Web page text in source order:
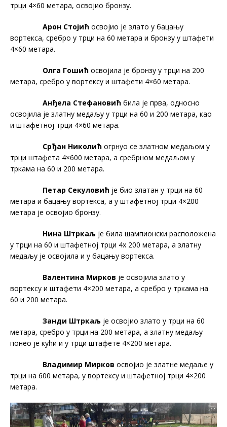
трци 4×60 метара, освојио бронзу.
Арон Стојић освојио је злато у бацању
вортекса, сребро у трци на 60 метара и бронзу у штафети
4×60 метара.
Олга Гошић освојила је бронзу у трци на 200
метара, сребро у вортексу и штафети 4×60 метара.
Анђела Стефановић била је прва, односно
освојила је златну медаљу у трци на 60 и 200 метара, као
и штафетној трци 4×60 метара.
Срђан Николић огрнуо се златном медаљом у
трци штафета 4×600 метара, а сребрном медаљом у
тркама на 60 и 200 метара.
Петар Секуловић је био златан у трци на 60
метара и бацању вортекса, а у штафетној трци 4×200
метара је освојио бронзу.
Нина Штркаљ је била шампионски расположена
у трци на 60 и штафетној трци 4x 200 метара, а златну
медаљу је освојила и у бацању вортекса.
Валентина Мирков је освојила злато у
вортексу и штафети 4×200 метара, а сребро у тркама на
60 и 200 метара.
Занди Штркаљ је освојио злато у трци на 60
метара, сребро у трци на 200 метара, а златну медаљу
понео је кући и у трци штафете 4×200 метара.
Владимир Мирков освојио је златне медаље у
трци на 600 метара, у вортексу и штафетној трци 4×200
метара.